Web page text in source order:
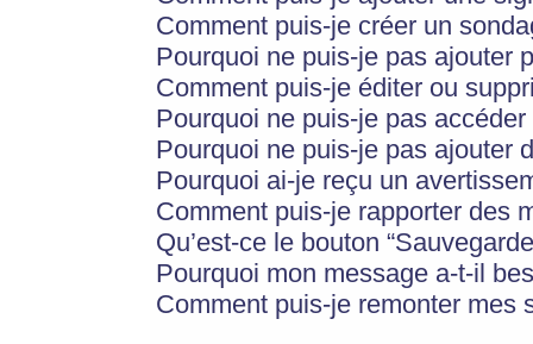
Comment puis-je créer un
Pourquoi ne puis-je pas ajouter
Comment puis-je éditer ou
Pourquoi ne puis-je pas
Pourquoi ne puis-je pas ajouter
Pourquoi ai-je reçu un
Comment puis-je rapporter des
Qu’est-ce le bouton
Pourquoi mon message a-t-il
Comment puis-je remonter mes